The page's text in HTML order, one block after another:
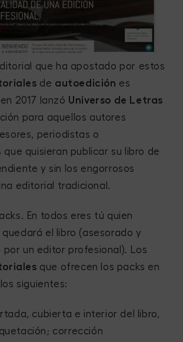
que ha apostado por estos
de autoedición es
2017 lanzó Universo de Letras
para aquellos autores
periodistas o
que quisieran publicar su libro de
y sin los engorrosos
editorial tradicional.
En todos eres tú quien
el libro (asesorado y
por un editor profesional). Los
que ofrecen los packs en
siguientes:
cubierta e interior del libro,
corrección